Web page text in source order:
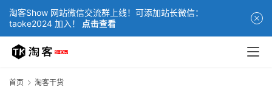
淘客Show 网站微信交流群上线！可添加站长微信：
taoke2024 加入！
点击查看
首页 淘客干货